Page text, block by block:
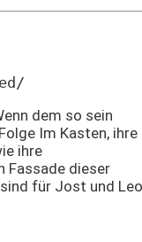
dem so sein
Im Kasten, ihre
ihre
Fassade dieser
für Jost und Leo